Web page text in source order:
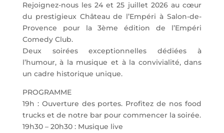
Rejoignez-nous les 24 et 25 juillet 2026 au cœur
du prestigieux Château de l’Empéri à Salon-de-
Provence pour la 3ème édition de l’Empéri
Comedy Club.
Deux soirées exceptionnelles dédiées à
l’humour, à la musique et à la convivialité, dans
un cadre historique unique.
PROGRAMME
19h : Ouverture des portes. Profitez de nos food
trucks et de notre bar pour commencer la soirée.
19h30 – 20h30 : Musique live